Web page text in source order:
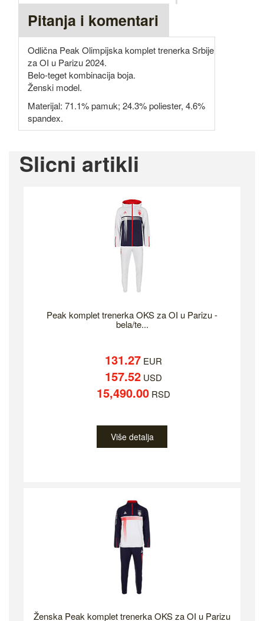
Pitanja i komentari
Odlična Peak Olimpijska komplet trenerka Srbije
za OI u Parizu 2024.
Belo-teget kombinacija boja.
Ženski model.
Materijal: 71.1% pamuk; 24.3% poliester, 4.6%
spandex.
Slicni artikli
Peak komplet trenerka OKS za OI u Parizu -
bela/te...
131.27 EUR
157.52 USD
15,490.00 RSD
Više detalja
Ženska Peak komplet trenerka OKS za OI u Parizu